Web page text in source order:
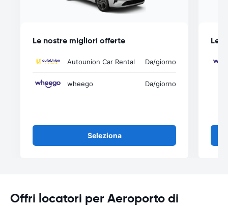
Le nostre migliori offerte
Autounion Car Rental Da/giorno
wheego Da/giorno
Seleziona
Le
Offri locatori per Aeroporto di